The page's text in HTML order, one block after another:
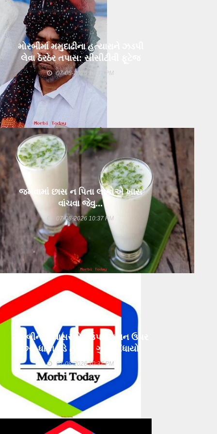
(મી)ના ખીરાઈ ગામના પાટિયા પાસે
એસટીની બસ ઘૂસી જતાં 5
ઇજા
(મી)ના જુના ઘાટીલા ગામ પાસે
બસ રોડ સાઈડના ખાડામાં ફસાઈ !
મોરબીમાં મમુદાઢીના હત્યારાને ઝડપી
લેવા ઠેરઠેર તપાસ: સીસીટીવી ફૂટેજ
કબજે કર્યા
07-08-2026 10:37 PM
જમવામાં છાસ ન પિતા લોકોએ ખાસ
વાંચવા જેવુ...
07-08-2026 10:37 PM
મોરબીના પંચાસર રોડ ઉપર યુવાન ઉપર
છરી-ધોકા વડે હુમલો, ગુનો નોંધાયો
07-08-2026 10:37 PM